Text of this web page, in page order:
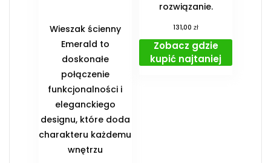
Wieszak ścienny
Emerald to
doskonałe
połączenie
funkcjonalności i
eleganckiego
designu, które doda
charakteru każdemu
wnętrzu
rozwiązanie.
131,00zł
Zobacz gdzie
kupić najtaniej